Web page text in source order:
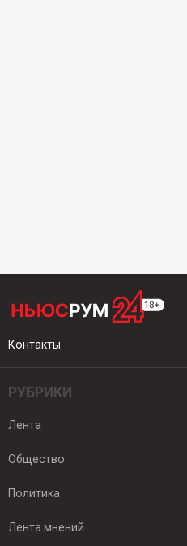
Контакты
РУБРИКИ
Лента
Общество
Политика
Лента мнений